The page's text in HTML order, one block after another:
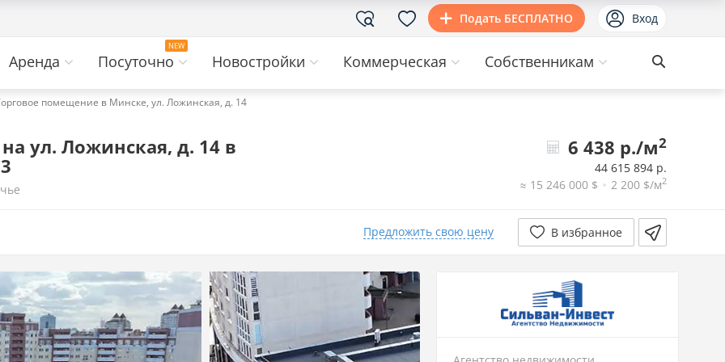
Подать БЕСПЛАТНО Вход
Аренда Посуточно Новостройки Коммерческая Собственникам
помещение в Минске, ул. Ложинская, д. 14
ул. Ложинская, д. 14 в
6 438 р./м2
44 615 894 р.
≈ 15 246 000 $
2 200 $/м2
Предложить свою цену В избранное